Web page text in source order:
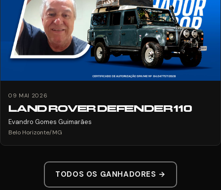
09 MAI 2026
LAND ROVER DEFENDER 110
Evandro Gomes Guimarães
Belo Horizonte/MG
TODOS OS GANHADORES →